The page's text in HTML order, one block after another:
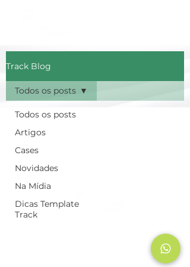
Track Blog
Todos os posts
Artigos
Cases
Novidades
Na Mídia
Dicas Template
Track
Todos os posts
- Belo Horizonte,